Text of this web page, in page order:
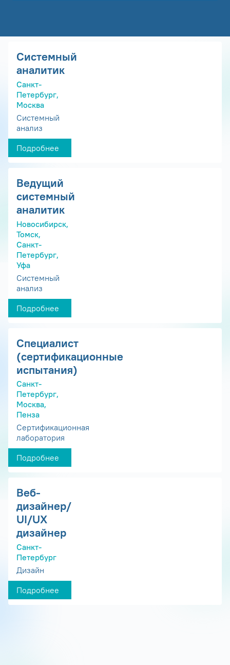
Системный
аналитик
Санкт-
Петербург,
Москва
Системный
анализ
Подробнее
Ведущий
системный
аналитик
Новосибирск,
Томск,
Санкт-
Петербург,
Уфа
Системный
анализ
Подробнее
Специалист
(сертификационные
испытания)
Санкт-
Петербург,
Москва,
Пенза
Сертификационная
лаборатория
Подробнее
Веб-
дизайнер/
UI/UX
дизайнер
Санкт-
Петербург
Дизайн
Подробнее